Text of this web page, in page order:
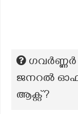
ജനറൽ ഓഫ്
ആക്റ്റ്?